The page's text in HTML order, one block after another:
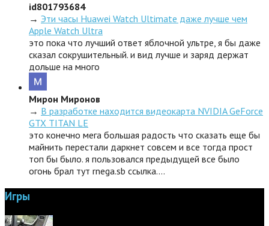
id801793684
→ Эти часы Huawei Watch Ultimate даже лучше чем
Apple Watch Ultra
это пока что лучший ответ яблочной ультре, я бы даже
сказал сокрушительный. и вид лучше и заряд держат
дольше на много
Мирон Миронов
→ В разработке находится видеокарта NVIDIA GeForce
GTX TITAN LE
это конечно мега большая радость что сказать еще бы
майнить перестали даркнет совсем и все тогда прост
топ бы было. я пользовался предыдущей все было
огонь брал тут rnega.sb ссылка.…
Игры